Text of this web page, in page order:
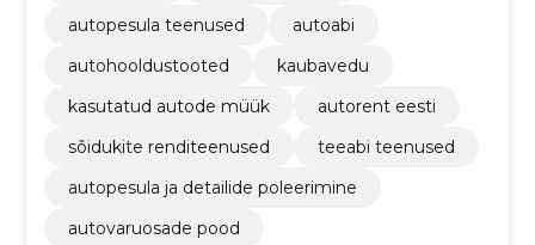
autopesula teenused
autoabi
autohooldustooted
kaubavedu
kasutatud autode müük
autorent eesti
sõidukite renditeenused
teeabi teenused
autopesula ja detailide poleerimine
autovaruosade pood